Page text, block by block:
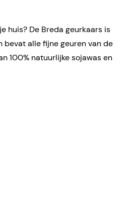
huis? De Breda geurkaars is
bevat alle fijne geuren van de
100% natuurlijke sojawas en